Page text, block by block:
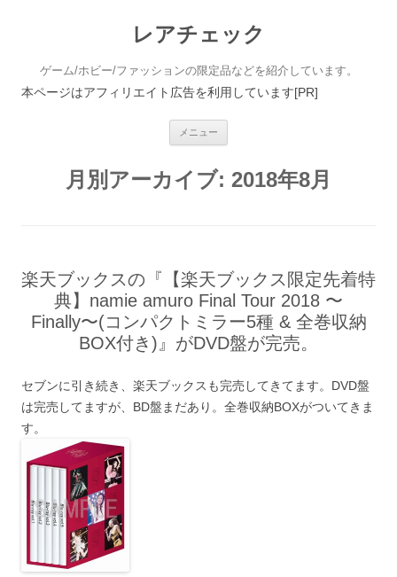
レアチェック
ゲーム/ホビー/ファッションの限定品などを紹介しています。
本ページはアフィリエイト広告を利用しています[PR]
メニュー
月別アーカイブ: 2018年8月
楽天ブックスの『【楽天ブックス限定先着特
典】namie amuro Final Tour 2018 〜
Finally〜(コンパクトミラー5種 & 全巻収納
BOX付き)』がDVD盤が完売。
セブンに引き続き、楽天ブックスも完売してきてます。DVD盤
は完売してますが、BD盤まだあり。全巻収納BOXがついてきま
す。